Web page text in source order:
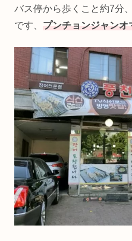
バス停から歩くこと約7分
です、 プンチョンジャンオ